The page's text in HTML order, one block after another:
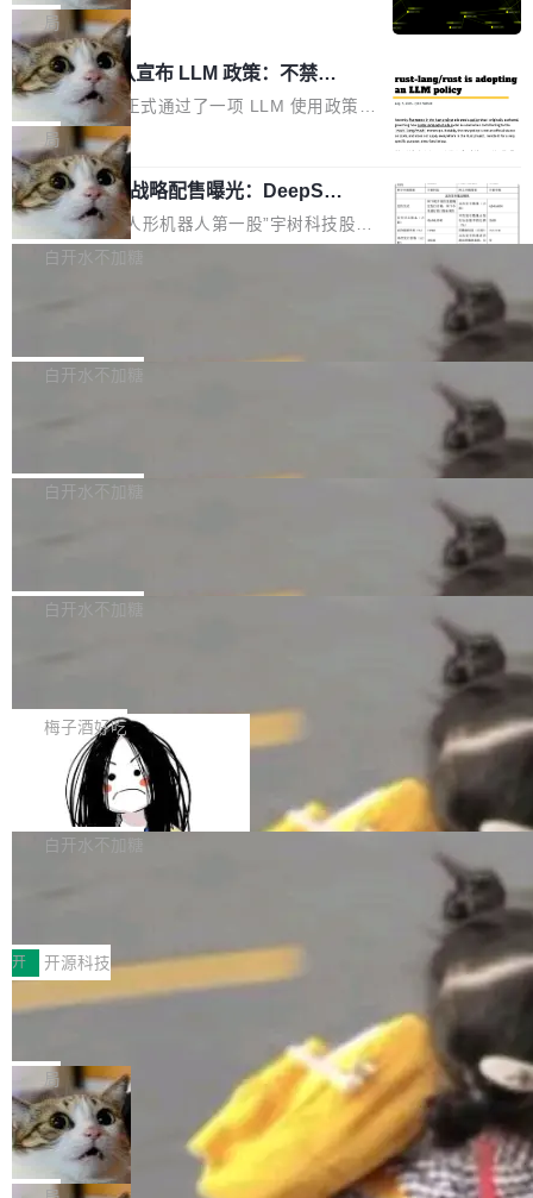
链企业和开发者，邀请行业专家与资深技术顾
问，围绕开源鸿蒙技术能力、设备适配、芯片适
配、功耗与稳定性调优、兼容性测评及统一互联
等内容展开系统讲解和实战交流，帮助企业进一
步了解开源鸿蒙在智能...
恢复，大约 12 小时。 这是 2026 年 8 月的第六
起事故，其中四起与 AI/Copilot 服务相关。 Git
Hub 员工 kdaigle 在 HN 讨论中贴出了一组数
据：2025 年全年 10 亿次 commit。现在，每周
2.75 亿次，全年预计 140 亿次。GitHub...
专家基线
的编程 Agent Harness，核心设计围绕两个抽
象：Recursive Language Model（RLM）和 C
ontinual Harness。在 ARC-AGI 3 基准测试
上，Prime Agent + Opus 5 的组合达到了 95.
5% RHAE Best@1，超过了 ARC 报告的人类专
家基线 95.4%。 不是又一个 coding agent 包装
器 Prime Agent 的架构和市面上大多数 coding
agent 有本质区别。大多数 agent harness 的设
计是基于早期模型的能力—...
局
Rust 项目团队宣布 LLM 政策：不禁
止，但你要承认哪些代码不是你写的
Rust 语言项目正式通过了一项 LLM 使用政策，
覆盖 rust-lang/rust 单一仓库的代码贡献。这不
是项目级别的官方立场，目前由五个团队采纳，
但它可能是主流开源项目中关于 AI 辅助贡献最
细致的一份规则。 政策的核心只有一句话：LLM
可以用来分析、提炼、审阅、建议，但不能用来
不得生成涉及安全性的关键变更，除非作者本身
局
宇树科技 IPO 战略配售曝光：DeepSe
ek 获配 93.3 万股，锁定 36 个月
8月6日晚间，“人形机器人第一股”宇树科技股份
有限公司披露IPO发行价格及战略配售结果，杭
36个月。 公告显示，本次宇树科技战略配售对
员工参与设立的专项资产管理计划。其中，Dee
获配9...
白开水不加糖
Bug fixes and enhancements 修复多次传递同
一个回归问题，该问题导致拉取镜像时会拒绝包
题，该问题可能导致在旧版 Linux 内核...
白开水不加糖
e 孵化器项目管理委员会（IPMC）投票中获得
P）！这一里程碑不仅标志着 Fluss 迈入新的发
白开水不加糖
长期停止内容更新，未能实现其作为“AI版维基百
提交的编辑请求也长期处于待处理状态。 Groki
pedia 于去年底上线，定位为由人工智能生成内
容的百科平台，被马斯克视为传统众包百科网站
维基百科的替代方案。Lawfare 调查发现，无论
热门页面还是低关注度页面，均未出现近期更
白开水不加糖
是这样的：配 MessageSource 的 Bean、写 R
eloadableResourceBundleMessageSource、
声明 LocaleResolver、注册 LocaleChangeInt
erceptor…五六步之后才能看到第一行翻译文
本。 Solon 换了个方式。整个 i18n 模块围绕三
梅子酒好吃
Apache Doris 4.1 全面增强 Iceberg：
支持 UPDATE、MERGE INTO 与 Iceb
erg V3
Apache Doris 4.1 要补齐的，正是缺失的那一
半。在已有查询能力的基础上，Doris 进一步支
常维护操作，并完整支持 Iceberg V3 格式。
白开水不加糖
村国家自主创新示范区会议中心开幕。本届大会
由中关村智联软件服务业质量创新联盟主办，以
“智构可信·质创未来——AI原生时代的质量新范
式”为主题，直面AI从实验室走向规模化产业落地
的核心质量命题。会上，《2026智能研发生产力
工具选型手册》发布，Testin云测的Testin XAge
nt智能测试系统入选AI测试领域代表产品。对CI
O而言，这提示了一个转变：AI测试正在从效率
工具升级为企业的质量基础设施。 CIO面对的新
开 开源科技
让非法状态不可表示：一篇关于 ADT
有一种东西，一旦用过就回不去了。Alex Fedos
eev 管它叫"软件设计的基石"。 他说的东西不新
鲜——代数数据类型（ADT），尤其是和类型
（sum type）。但他说清楚了一件事：这不是类
型系统的学术体操，是日常编码的思维方式。 文
章从一个简单的例子切入。一个网站的深色主题
局
Cloudflare 开源内部企业 AI 平台 Clou
dflare OS
Cloudflare 发布了一个开源项目 Cloudflare O
S。如果你只看官方博客，你会觉得这是又一